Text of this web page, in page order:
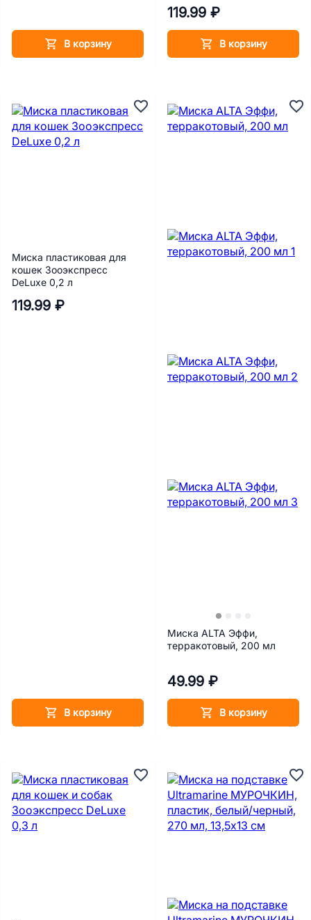
В корзину
119.99 ₽
В корзину
Миска пластиковая для
кошек Зооэкспресс
DeLuxe 0,2 л
119.99 ₽
В корзину
Миска ALTA Эффи,
терракотовый, 200 мл
49.99 ₽
В корзину